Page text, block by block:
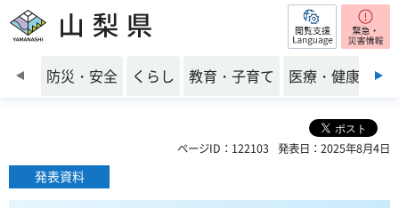
山梨県 閲覧支援
前のスライドを表示
防災・安全 くらし 教育・子育て 医療・健康・福
ページID：122103 発表日：2025年8月4日
発表資料